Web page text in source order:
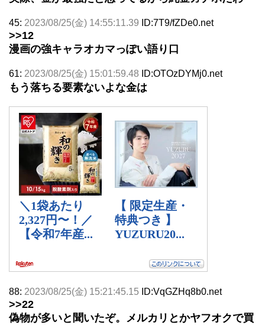
45: 2023/08/25(金) 14:55:11.39 ID:7T9/fZDe0.net
>>12
漫画の強キャラオカマっぽい語り口
61: 2023/08/25(金) 15:01:59.48 ID:OTOzDYMj0.net
もう落ちる要素ないよな金は
88: 2023/08/25(金) 15:21:45.15 ID:VqGZHq8b0.net
>>22
偽物が多いと聞いたぞ。メルカリとかヤフオクで買